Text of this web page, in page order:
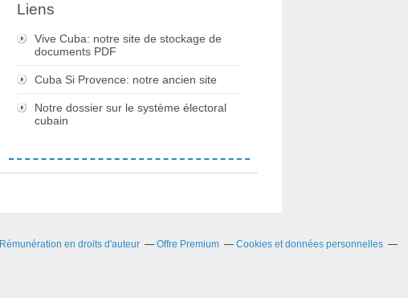
Liens
Vive Cuba: notre site de stockage de
documents PDF
Cuba Si Provence: notre ancien site
Notre dossier sur le système électoral
cubain
Rémunération en droits d'auteur Offre Premium
Cookies et données personnelles